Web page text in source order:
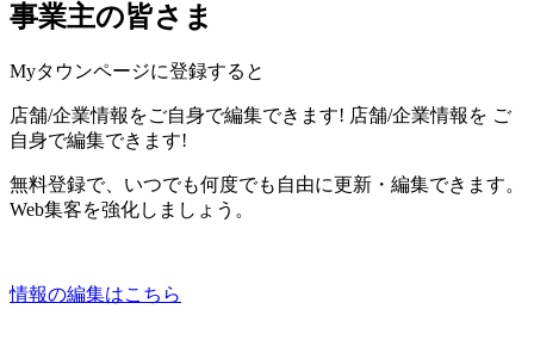
事業主の皆さま
Myタウンページに登録すると
店舗/企業情報をご自身で編集できます! 店舗/企業情報を ご
自身で編集できます!
無料登録で、いつでも何度でも自由に更新・編集できます。
Web集客を強化しましょう。
情報の編集はこちら